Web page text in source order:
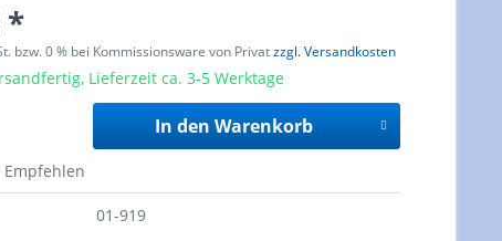
*
bzw. 0 % bei Kommissionsware von Privatzzgl. Versandkosten
Lieferzeit ca. 3-5 Werktage
In den Warenkorb
Empfehlen
01-919